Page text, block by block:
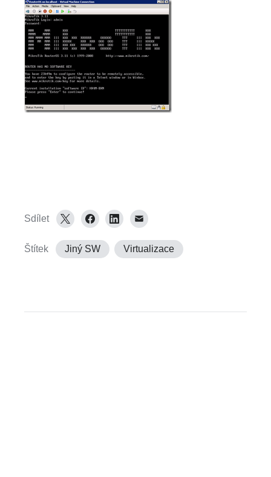
Sdílet
Štítek Jiný SW Virtualizace